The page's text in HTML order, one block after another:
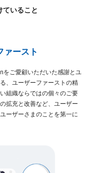
ていること
ァースト
をご愛顧いただいた感謝とユ
、ユーザーファーストの精
組織ならではの個々のご要
拡充と改善など、ユーザー
ーザーさまのことを第一に